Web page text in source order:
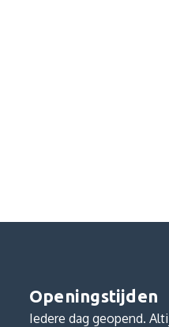
Openingstijden
Iedere dag geopend.